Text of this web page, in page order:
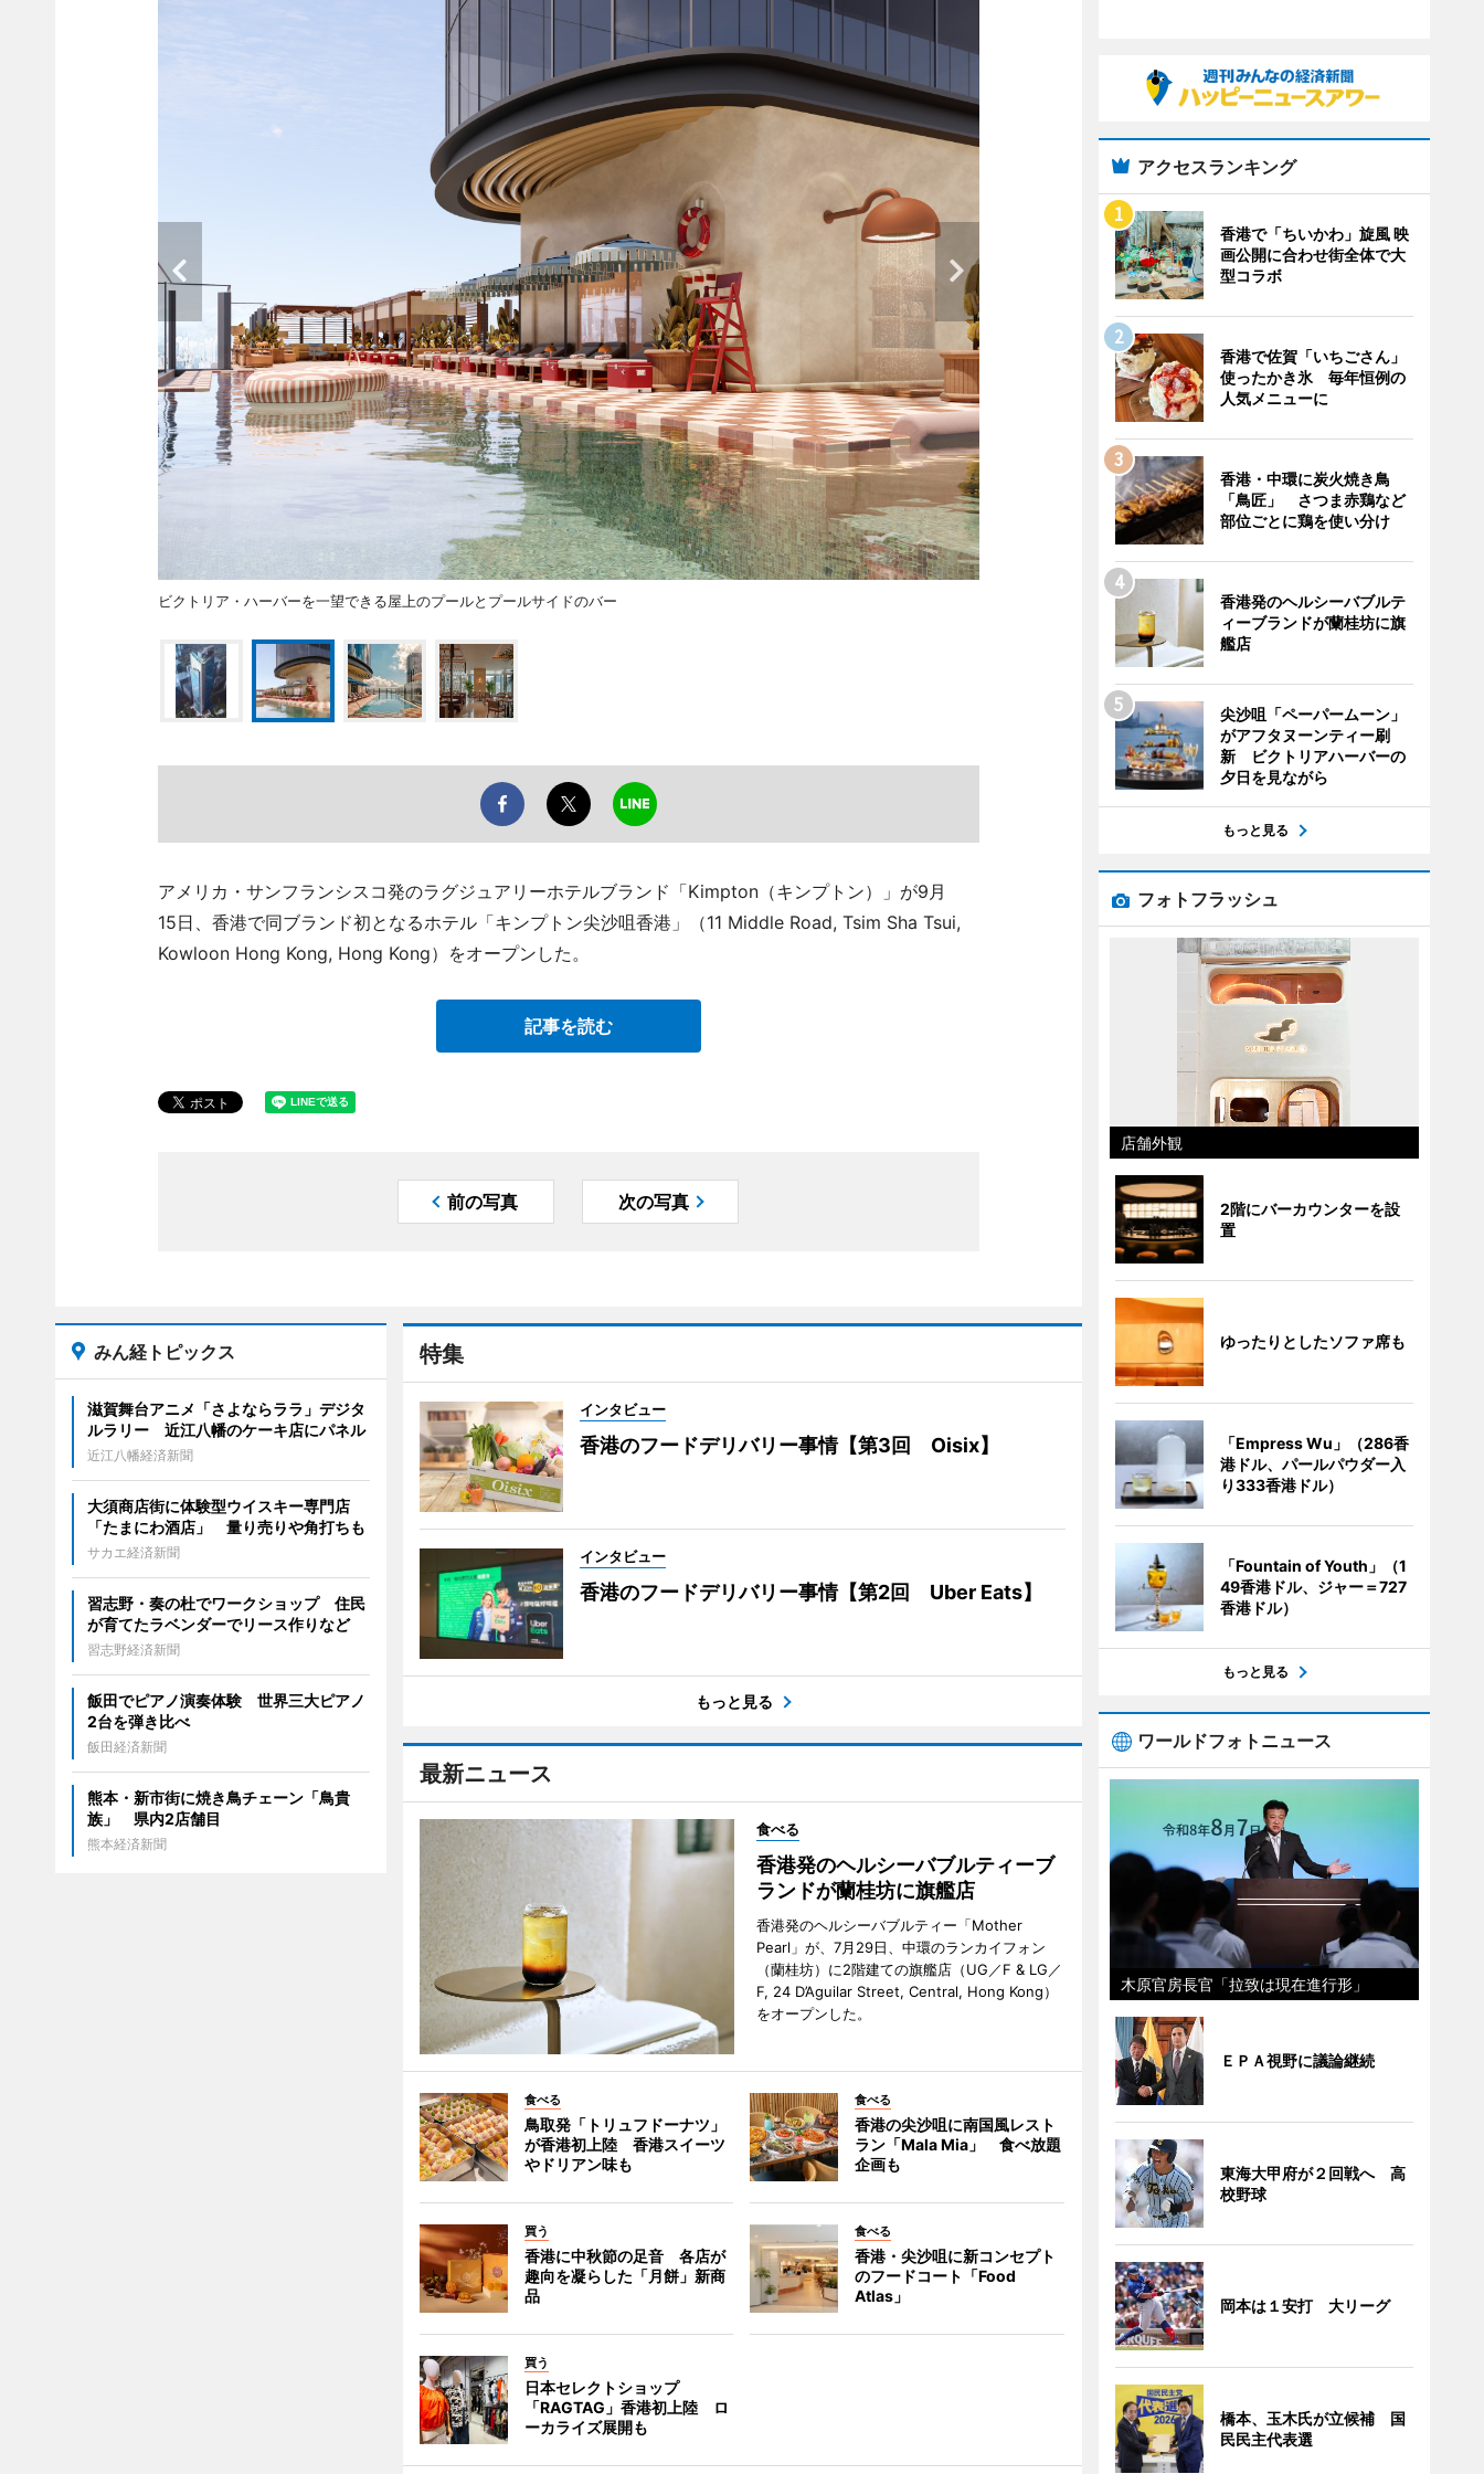
ビクトリア・ハーバーを一望できる屋上のプールとプールサイドのバー
アメリカ・サンフランシスコ発のラグジュアリーホテルブランド「Kimpton（キンプトン）」が9月
15日、香港で同ブランド初となるホテル「キンプトン尖沙咀香港」（11 Middle Road, Tsim Sha Tsui,
Kowloon Hong Kong, Hong Kong）をオープンした。
記事を読む
前の写真 次の写真
特集
インタビュー
香港のフードデリバリー事情【第3回 Oisix】
インタビュー
香港のフードデリバリー事情【第2回 Uber Eats】
もっと見る
最新ニュース
食べる
香港発のヘルシーバブルティーブ
ランドが蘭桂坊に旗艦店
香港発のヘルシーバブルティー「Mother
Pearl」が、7月29日、中環のランカイフォン
（蘭桂坊）に2階建ての旗艦店（UG／F & LG／
F, 24 D’Aguilar Street, Central, Hong Kong）
をオープンした。
食べる
鳥取発「トリュフドーナツ」
が香港初上陸 香港スイーツ
やドリアン味も
食べる
香港の尖沙咀に南国風レスト
ラン「Mala Mia」 食べ放題
企画も
買う
香港に中秋節の足音 各店が
趣向を凝らした「月餅」新商
品
食べる
香港・尖沙咀に新コンセプト
のフードコート「Food
Atlas」
買う
日本セレクトショップ
「RAGTAG」香港初上陸 ロ
ーカライズ展開も
みん経トピックス
滋賀舞台アニメ「さよならララ」デジタ
ルラリー 近江八幡のケーキ店にパネル
近江八幡経済新聞
大須商店街に体験型ウイスキー専門店
「たまにわ酒店」 量り売りや角打ちも
サカエ経済新聞
習志野・奏の杜でワークショップ 住民
が育てたラベンダーでリース作りなど
習志野経済新聞
飯田でピアノ演奏体験 世界三大ピアノ
2台を弾き比べ
飯田経済新聞
熊本・新市街に焼き鳥チェーン「鳥貴
族」 県内2店舗目
熊本経済新聞
アクセスランキング
香港で「ちいかわ」旋風 映
画公開に合わせ街全体で大
型コラボ
香港で佐賀「いちごさん」
使ったかき氷 毎年恒例の
人気メニューに
香港・中環に炭火焼き鳥
「鳥匠」 さつま赤鶏など
部位ごとに鶏を使い分け
香港発のヘルシーバブルテ
ィーブランドが蘭桂坊に旗
艦店
尖沙咀「ペーパームーン」
がアフタヌーンティー刷
新 ビクトリアハーバーの
夕日を見ながら
もっと見る
フォトフラッシュ
店舗外観
2階にバーカウンターを設
置
ゆったりとしたソファ席も
「Empress Wu」（286香
港ドル、パールパウダー入
り333香港ドル）
「Fountain of Youth」（1
49香港ドル、ジャー＝727
香港ドル）
もっと見る
ワールドフォトニュース
木原官房長官「拉致は現在進行形」
ＥＰＡ視野に議論継続
東海大甲府が２回戦へ 高
校野球
岡本は１安打 大リーグ
橋本、玉木氏が立候補 国
民民主代表選